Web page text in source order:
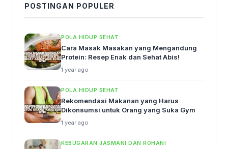
POSTINGAN POPULER
POLA HIDUP SEHAT
Cara Masak Masakan yang Mengandung
Protein: Resep Enak dan Sehat Abis!
1 year ago
POLA HIDUP SEHAT
Rekomendasi Makanan yang Harus
Dikonsumsi untuk Orang yang Suka Gym
1 year ago
KEBUGARAN JASMANI DAN ROHANI